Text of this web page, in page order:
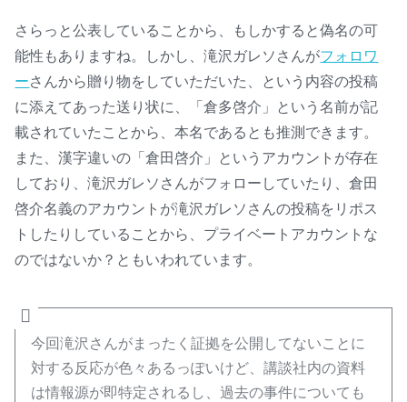
さらっと公表していることから、もしかすると偽名の可
能性もありますね。しかし、滝沢ガレソさんがフォロワ
ーさんから贈り物をしていただいた、という内容の投稿
に添えてあった送り状に、「倉多啓介」という名前が記
載されていたことから、本名であるとも推測できます。
また、漢字違いの「倉田啓介」というアカウントが存在
しており、滝沢ガレソさんがフォローしていたり、倉田
啓介名義のアカウントが滝沢ガレソさんの投稿をリポス
トしたりしていることから、プライベートアカウントな
のではないか？ともいわれています。
今回滝沢さんがまったく証拠を公開してないことに
対する反応が色々あるっぽいけど、講談社内の資料
は情報源が即特定されるし、過去の事件についても